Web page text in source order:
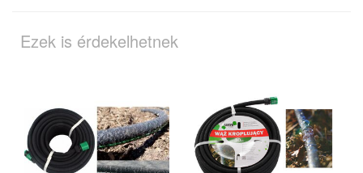
Ezek is érdekelhetnek